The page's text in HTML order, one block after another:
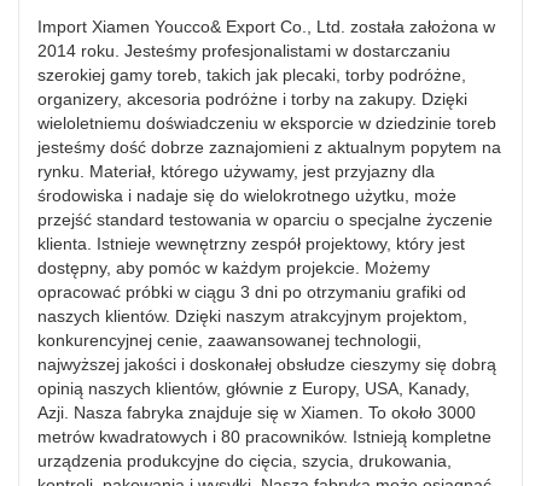
Import Xiamen Youcco& Export Co., Ltd. została założona w
2014 roku. Jesteśmy profesjonalistami w dostarczaniu
szerokiej gamy toreb, takich jak plecaki, torby podróżne,
organizery, akcesoria podróżne i torby na zakupy. Dzięki
wieloletniemu doświadczeniu w eksporcie w dziedzinie toreb
jesteśmy dość dobrze zaznajomieni z aktualnym popytem na
rynku. Materiał, którego używamy, jest przyjazny dla
środowiska i nadaje się do wielokrotnego użytku, może
przejść standard testowania w oparciu o specjalne życzenie
klienta. Istnieje wewnętrzny zespół projektowy, który jest
dostępny, aby pomóc w każdym projekcie. Możemy
opracować próbki w ciągu 3 dni po otrzymaniu grafiki od
naszych klientów. Dzięki naszym atrakcyjnym projektom,
konkurencyjnej cenie, zaawansowanej technologii,
najwyższej jakości i doskonałej obsłudze cieszymy się dobrą
opinią naszych klientów, głównie z Europy, USA, Kanady,
Azji. Nasza fabryka znajduje się w Xiamen. To około 3000
metrów kwadratowych i 80 pracowników. Istnieją kompletne
urządzenia produkcyjne do cięcia, szycia, drukowania,